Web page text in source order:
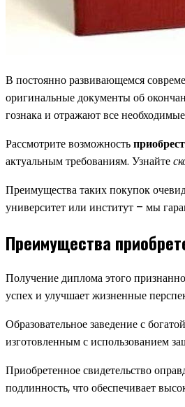
В постоянно развивающемся
оригинальные документы об
гознака и отражают все
Рассмотрите возможность
актуальным требованиям. Узнайте
Преимущества таких покупок
университет или институт – мы
Преимущества
Получение диплома этого
успех и улучшает жизненные
Образовательное заведение с
изготовленным с использованием
Приобретенное свидетельство
подлинность, что обеспечивает